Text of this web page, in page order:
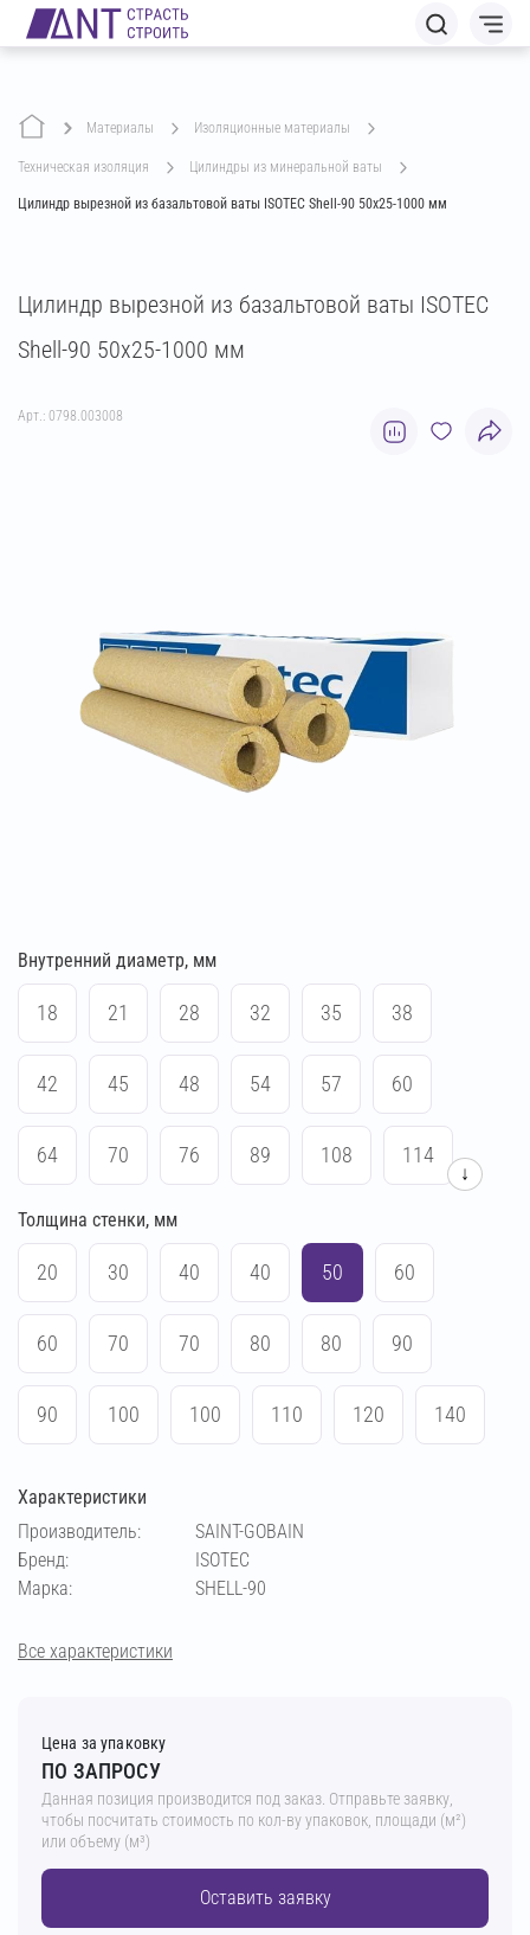
Материалы изоляционные материалы
техническая изоляция цилиндры из минеральной ваты
Цилиндр вырезной из базальтовой ваты ISOTEC Shell-90 50х25-1000 мм
Цилиндр вырезной из базальтовой ваты ISOTEC
Shell-90 50х25-1000 мм
Арт.: 0798.003008
Внутренний диаметр, мм
18 21 28 32 35 38
42 45 48 54 57 60
64 70 76 89 108 114
133 127
165 169 375 426 530
720 820 1020 406 508
↓
Толщина стенки, мм
20 30 40 40 50 60
60 70 70 80 80 90
90 100 100 110 120 140
Характеристики
Производитель:
SAINT-GOBAIN
Бренд:
ISOTEC
Марка:
SHELL-90
Все характеристики
Цена за упаковку
ПО ЗАПРОСУ
Данная позиция производится под заказ. Отправьте заявку,
чтобы посчитать стоимость по кол-ву упаковок, площади (м²)
или объему (м³)
Оставить заявку